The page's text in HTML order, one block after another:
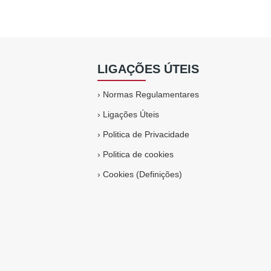
LIGAÇÕES ÚTEIS
› Normas Regulamentares
› Ligações Úteis
› Politica de Privacidade
› Politica de cookies
›Cookies (Definições)